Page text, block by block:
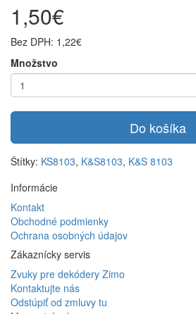
1,50€
Bez DPH: 1,22€
Množstvo
Do košíka
Štítky: KS8103, K&S8103, K&S 8103
Informácie
Kontakt
Obchodné podmienky
Ochrana osobných údajov
Zákaznícky servis
Zvuky pre dekódery Zimo
Kontaktujte nás
Odstúpiť od zmluvy tu